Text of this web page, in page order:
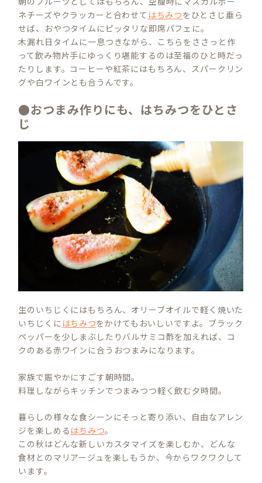
ネチーズやクラッカーと合わせて はちみつをひとさじ垂ら
せば、おやつタイムにピッタリな即席パフェに。
木漏れ日タイムに一息つきながら、こちらをささっと作
って飲み物片手にゆっくり堪能するのは至福のひと時だっ
たりします。コーヒーや紅茶にはもちろん、スパークリン
グや白ワインとも合うんです。
●おつまみ作りにも、はちみつをひとさ
じ
生のいちじくにはもちろん、オリーブオイルで軽く焼いた
いちじくに はちみつをかけてもおいしいですよ。ブラック
ペッパーを少しまぶしたりバルサミコ酢を加えれば、コ
クのある赤ワインに合うおつまみになります。
家族で賑やかにすごす朝時間。
料理しながらキッチンでつまみつつ軽く飲む夕時間。
暮らしの様々な食シーンにそっと寄り添い、自由なアレン
ジを楽しめる はちみつ。
この秋はどんな新しいカスタマイズを楽しむか、どんな
食材とのマリアージュを楽しもうか、今からワクワクして
います。